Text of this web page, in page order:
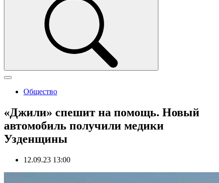
Общество
«Джили» спешит на помощь. Новый
автомобиль получили медики
Узденщины
12.09.23 13:00